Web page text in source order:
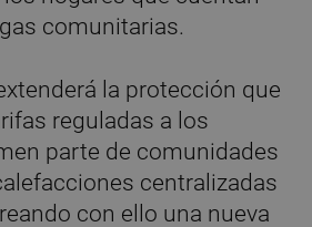
comunitarias.
la protección que
reguladas a los
parte de comunidades
centralizadas
con ello una nueva